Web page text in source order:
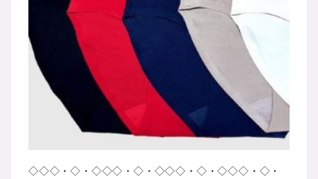
◇◇◇・◇・◇◇◇・◇・◇◇◇・◇・◇◇◇・◇・